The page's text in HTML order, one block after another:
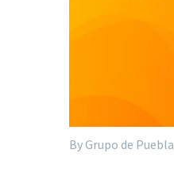
By Grupo de Puebla